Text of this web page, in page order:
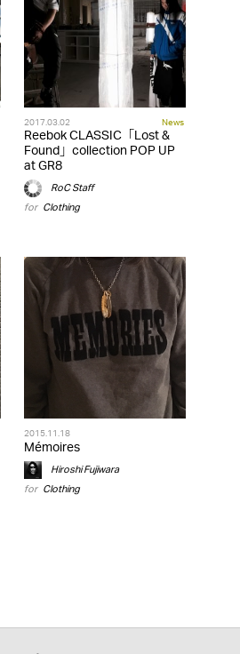
2017.03.02 News
Reebok CLASSIC「Lost &
Found」collection POP UP
at GR8
RoC Staff
for Clothing
2015.11.18
Mémoires
Hiroshi Fujiwara
for Clothing